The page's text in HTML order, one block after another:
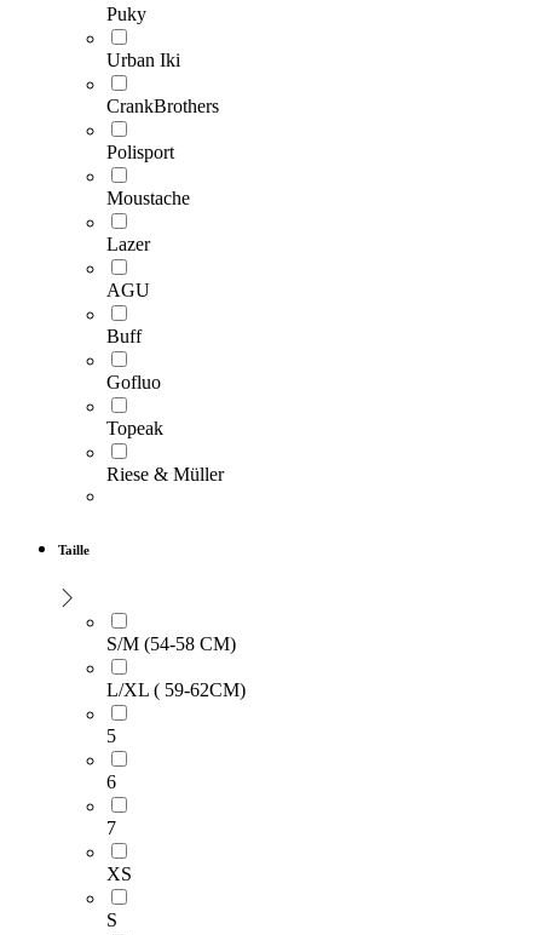
Puky
Urban Iki
CrankBrothers
Polisport
Moustache
Lazer
AGU
Buff
Gofluo
Topeak
Riese & Müller
Taille
S/M (54-58 CM)
L/XL ( 59-62CM)
5
6
7
XS
S